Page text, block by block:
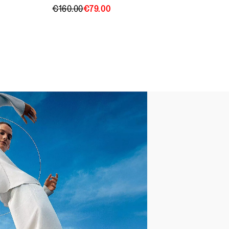
Association
mit verstellbarem
€160.00€79.00